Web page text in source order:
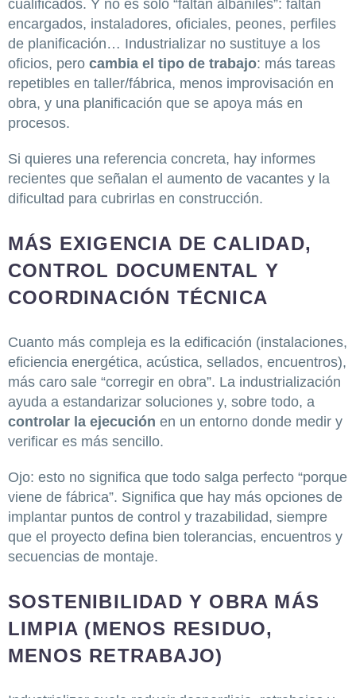
cualificados. Y no es solo “faltan albañiles”: faltan
encargados, instaladores, oficiales, peones, perfiles
de planificación… Industrializar no sustituye a los
oficios, pero cambia el tipo de trabajo: más tareas
repetibles en taller/fábrica, menos improvisación en
obra, y una planificación que se apoya más en
procesos.
Si quieres una referencia concreta, hay informes
recientes que señalan el aumento de vacantes y la
dificultad para cubrirlas en construcción.
MÁS EXIGENCIA DE CALIDAD,
CONTROL DOCUMENTAL Y
COORDINACIÓN TÉCNICA
Cuanto más compleja es la edificación (instalaciones,
eficiencia energética, acústica, sellados, encuentros),
más caro sale “corregir en obra”. La industrialización
ayuda a estandarizar soluciones y, sobre todo, a
controlar la ejecución en un entorno donde medir y
verificar es más sencillo.
Ojo: esto no significa que todo salga perfecto “porque
viene de fábrica”. Significa que hay más opciones de
implantar puntos de control y trazabilidad, siempre
que el proyecto defina bien tolerancias, encuentros y
secuencias de montaje.
SOSTENIBILIDAD Y OBRA MÁS
LIMPIA (MENOS RESIDUO,
MENOS RETRABAJO)